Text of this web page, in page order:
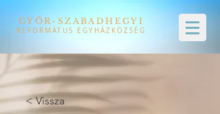
GYŐR-SZABADHEGYI
REFORMÁTUS EGYHÁZKÖZSÉG
< Vissza